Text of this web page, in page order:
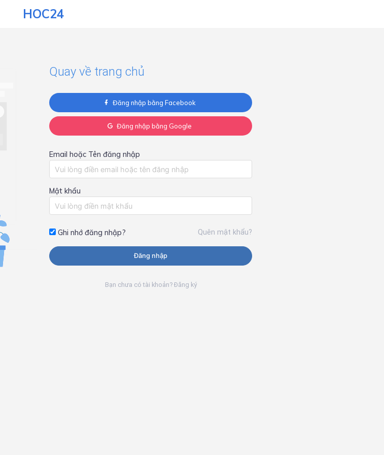
HOC24
Quay về trang chủ
Đăng nhập bằng Facebook
Đăng nhập bằng Google
Email hoặc Tên đăng nhập
Mật khẩu
Ghi nhớ đăng nhập? Quên mật khẩu?
Đăng nhập
Bạn chưa có tài khoản? Đăng ký